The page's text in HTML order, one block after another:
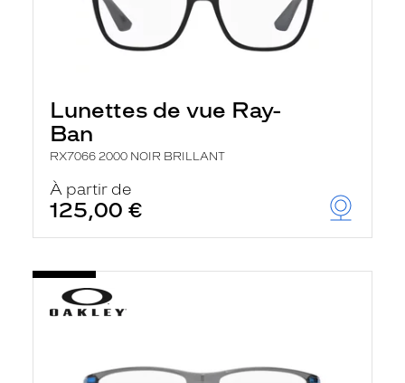
Lunettes de vue Ray-
Ban
RX7066 2000 NOIR BRILLANT
À partir de
125,00 €